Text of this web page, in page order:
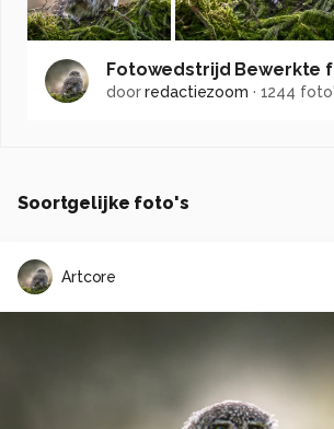
Fotowedstrijd Bewerkte
doorredactiezoom · 1244
Soortgelijke foto's
Artcore